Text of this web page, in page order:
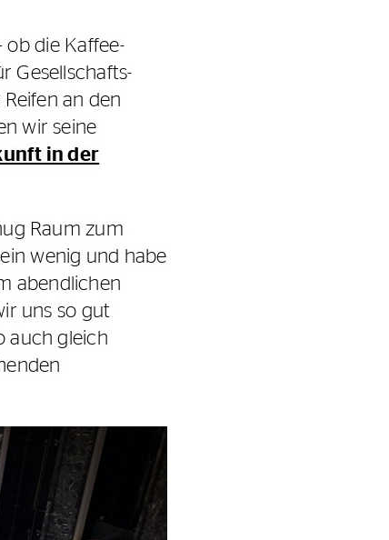
ob die Kaffee-
Gesellschafts-
an den
wir seine
in der
Raum zum
wenig und habe
abendlichen
uns so gut
auch gleich